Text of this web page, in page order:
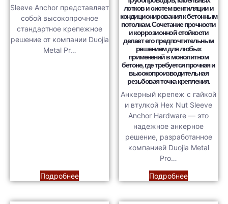
Sleeve Anchor представляет
собой высокопрочное
стандартное крепежное
решение от компании Duojia
Metal Pr…
Подробнее
лотков и систем вентиляции и
кондиционирования к бетонным
потолкам. Сочетание прочности
и коррозионной стойкости
делает его предпочтительным
решением для любых
применений в монолитном
бетоне, где требуется прочная и
высокопроизводительная
резьбовая точка крепления.
Анкерный крепеж с гайкой
и втулкой Hex Nut Sleeve
Anchor Hardware — это
надежное анкерное
решение, разработанное
компанией Duojia Metal
Pro…
Подробнее